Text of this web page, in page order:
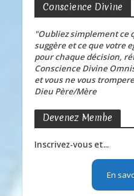
Conscience Divine
"Oubliez simplement ce
suggère et ce que votre
pour chaque décision,
Conscience Divine
et vous ne vous
Dieu Père/Mère
Devenez Membe
Inscrivez-vous et...
En